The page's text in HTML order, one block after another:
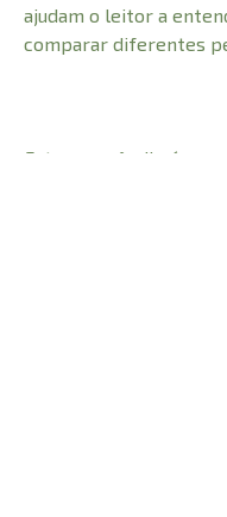
ajudam o leitor a
comparar diferentes
Este compêndio é